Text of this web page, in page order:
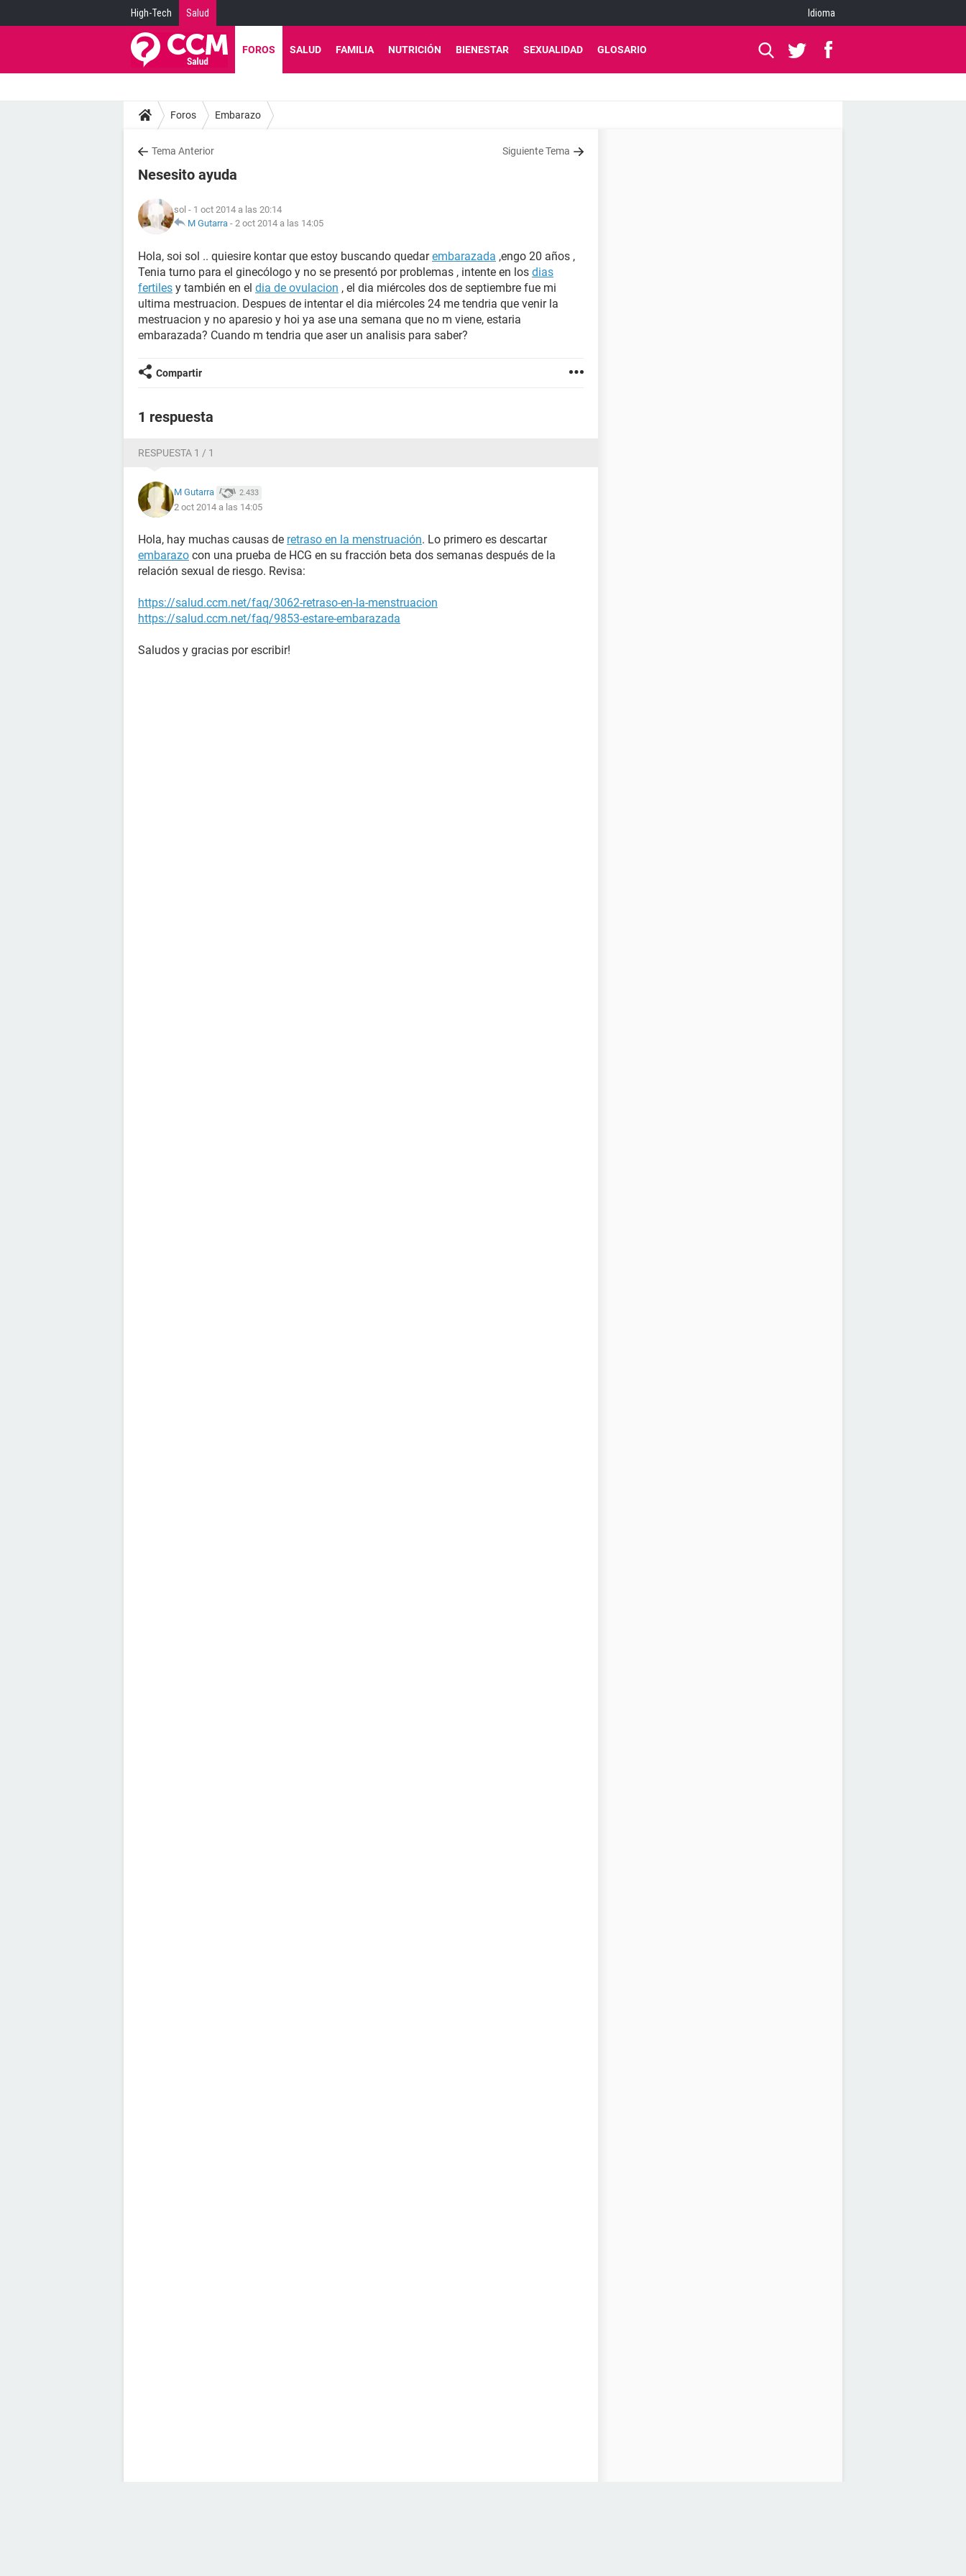
High-Tech Salud Idioma
FOROS SALUD FAMILIA NUTRICIÓN BIENESTAR SEXUALIDAD GLOSARIO
Foros Embarazo
Tema Anterior Siguiente Tema
Nesesito ayuda
sol - 1 oct 2014 a las 20:14
M Gutarra - 2 oct 2014 a las 14:05
Hola, soi sol .. quiesire kontar que estoy buscando quedarembarazada ,engo 20 años ,
Tenia turno para el ginecólogo y no se presentó por problemas , intente en los dias
fertiles y también en el dia de ovulacion , el dia miércoles dos de septiembre fue mi
ultima mestruacion. Despues de intentar el dia miércoles 24 me tendria que venir la
mestruacion y no aparesio y hoi ya ase una semana que no m viene, estaria
embarazada? Cuando m tendria que aser un analisis para saber?
Compartir
1 respuesta
RESPUESTA 1 / 1
M Gutarra 2.433
2 oct 2014 a las 14:05
Hola, hay muchas causas de retraso en la menstruación. Lo primero es descartar
embarazo con una prueba de HCG en su fracción beta dos semanas después de la
relación sexual de riesgo. Revisa:
https://salud.ccm.net/faq/3062-retraso-en-la-menstruacion
https://salud.ccm.net/faq/9853-estare-embarazada
Saludos y gracias por escribir!